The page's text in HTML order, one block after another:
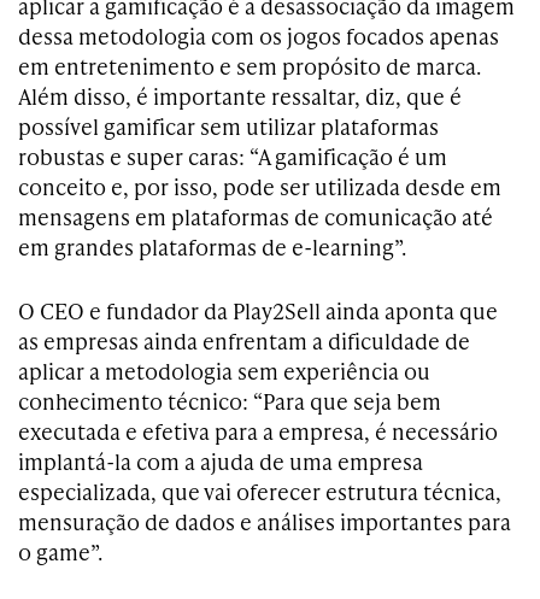
dessa metodologia com os jogos focados apenas
em entretenimento e sem propósito de marca.
Além disso, é importante ressaltar, diz, que é
possível gamificar sem utilizar plataformas
robustas e super caras: “A gamificação é um
conceito e, por isso, pode ser utilizada desde em
mensagens em plataformas de comunicação até
em grandes plataformas de e-learning”.
O CEO e fundador da Play2Sell ainda aponta que
as empresas ainda enfrentam a dificuldade de
aplicar a metodologia sem experiência ou
conhecimento técnico: “Para que seja bem
executada e efetiva para a empresa, é necessário
implantá-la com a ajuda de uma empresa
especializada, que vai oferecer estrutura técnica,
mensuração de dados e análises importantes para
o game”.